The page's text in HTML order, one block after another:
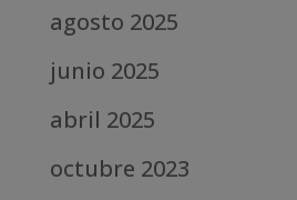
agosto 2025
junio 2025
abril 2025
octubre 2023